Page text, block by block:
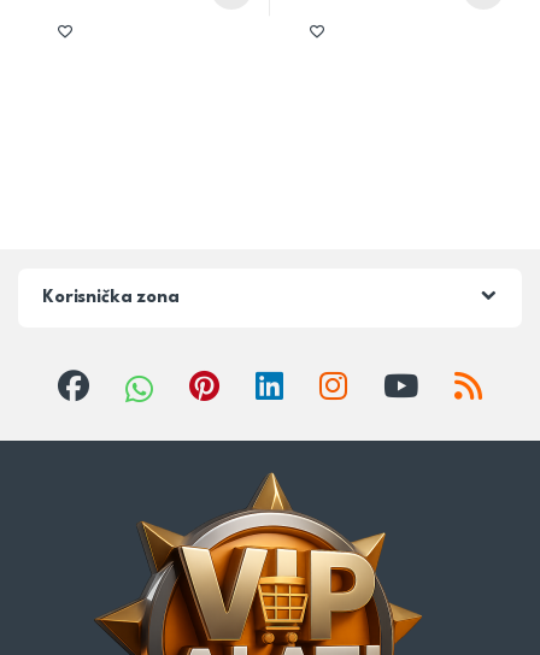
Korisnička zona